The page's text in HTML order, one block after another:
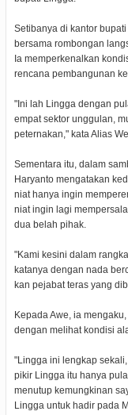
Setibanya di kantor
bersama rombongan
Ia memperkenalkan
rencana pembangunan
"Ini lah Lingga dengan
empat sektor unggulan,
peternakan," kata Alias
Sementara itu, dalam
Haryanto mengatakan
niat hanya ingin
niat ingin lagi
dua belah pihak.
"Kami kesini dalam
katanya dengan nada
kan pejabat teras yang
Kepada Awe, ia
dengan melihat kondisi
"Lingga ini lengkap
pikir Lingga itu hanya
menutup kemungkinan
Lingga untuk hadir pada